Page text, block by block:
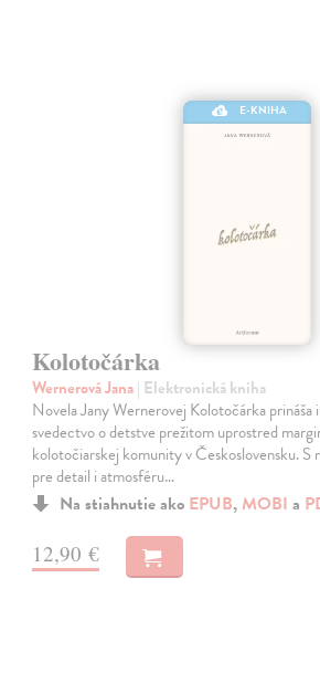
E-KNIHA
Kolotočárka
Wernerová Jana| Elektronická kniha
Novela Jany Wernerovej Kolotočárka
svedectvo o detstve prežitom uprostred
kolotočiarskej komunity v Československu.
pre detail i atmosféru…
Na stiahnutie ako EPUB, MOBI a
12,90 €